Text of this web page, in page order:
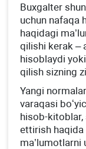
Buхgalter
uchun nafaqa
haqidagi
qilishi kerak –
hisoblaydi
qilish sizning
Yangi
varaqasi
hisob-
ettirish haqida
ma’lumotlarni